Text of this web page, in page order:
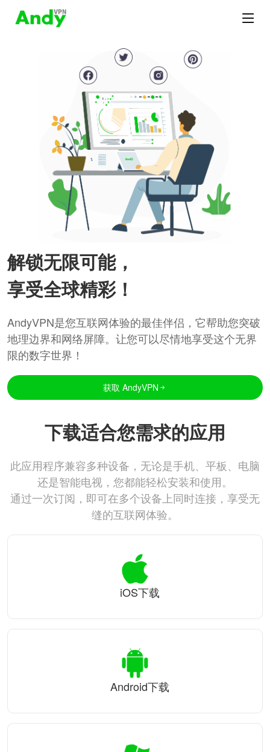
解锁无限可能，
享受全球精彩！
AndyVPN是您互联网体验的最佳伴侣，它帮助您突破
地理边界和网络屏障。让您可以尽情地享受这个无界
限的数字世界！
获取 AndyVPN
下载适合您需求的应用
此应用程序兼容多种设备，无论是手机、平板、电脑
还是智能电视，您都能轻松安装和使用。
通过一次订阅，即可在多个设备上同时连接，享受无
缝的互联网体验。
iOS下载
Android下载